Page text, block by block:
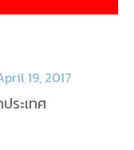
19, 2017
ระเทศ